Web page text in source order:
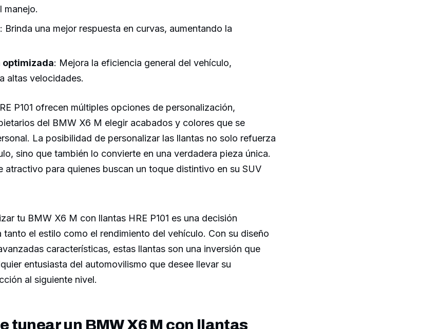
manejo.
: Brinda una mejor respuesta en curvas, aumentando la
: Mejora la eficiencia general del vehículo,
altas velocidades.
P101 ofrecen múltiples opciones de personalización,
del BMW X6 M elegir acabados y colores que se
La posibilidad de personalizar las llantas no solo refuerza
sino que también lo convierte en una verdadera pieza única.
atractivo para quienes buscan un toque distintivo en su SUV
tu BMW X6 M con llantas HRE P101 es una decisión
tanto el estilo como el rendimiento del vehículo. Con su diseño
características, estas llantas son una inversión que
entusiasta del automovilismo que desee llevar su
al siguiente nivel.
tunear un BMW X6 M con llantas